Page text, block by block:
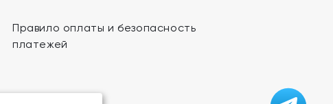
Правило оплаты и безопасность
платежей